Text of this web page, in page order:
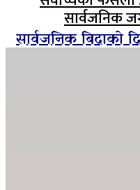
सार्वजनिक
सार्वजनिक बिदाको
भत्ता नवीकरणमा